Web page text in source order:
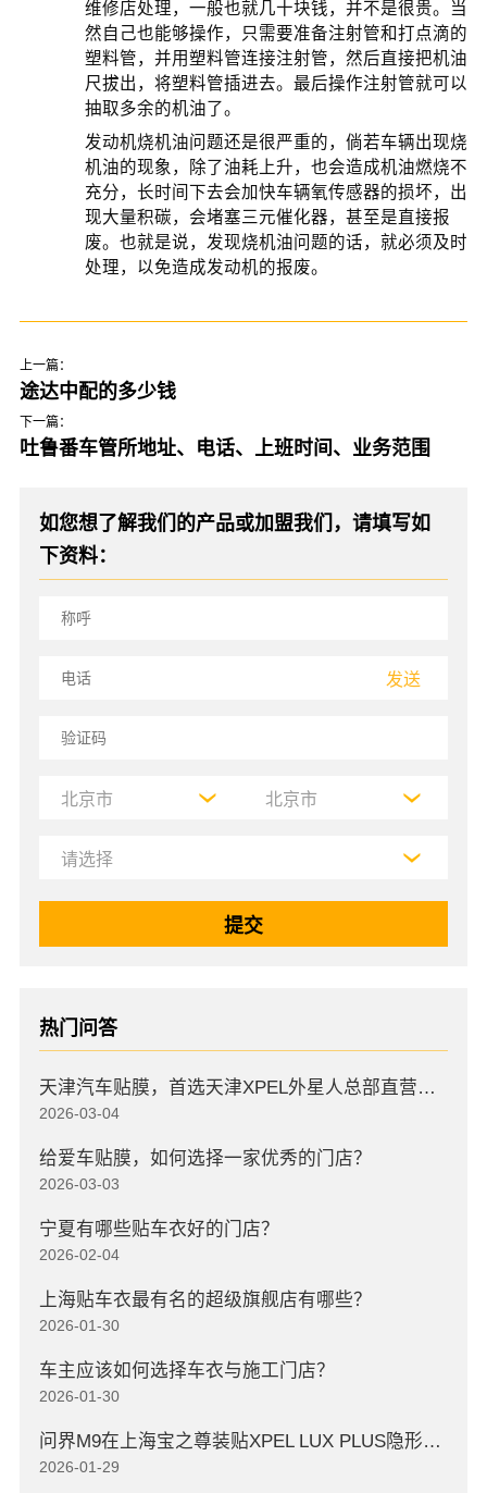
维修店处理，一般也就几十块钱，并不是很贵。当
然自己也能够操作，只需要准备注射管和打点滴的
塑料管，并用塑料管连接注射管，然后直接把机油
尺拔出，将塑料管插进去。最后操作注射管就可以
抽取多余的机油了。
发动机烧机油问题还是很严重的，倘若车辆出现烧
机油的现象，除了油耗上升，也会造成机油燃烧不
充分，长时间下去会加快车辆氧传感器的损坏，出
现大量积碳，会堵塞三元催化器，甚至是直接报
废。也就是说，发现烧机油问题的话，就必须及时
处理，以免造成发动机的报废。
上一篇：
途达中配的多少钱
下一篇：
吐鲁番车管所地址、电话、上班时间、业务范围
如您想了解我们的产品或加盟我们，请填写如
下资料：
发送
热门问答
天津汽车贴膜，首选天津XPEL外星人总部直营店，高口碑店
2026-03-04
给爱车贴膜，如何选择一家优秀的门店？
2026-03-03
宁夏有哪些贴车衣好的门店？
2026-02-04
上海贴车衣最有名的超级旗舰店有哪些？
2026-01-30
车主应该如何选择车衣与施工门店？
2026-01-30
问界M9在上海宝之尊装贴XPEL LUX PLUS隐形车衣
2026-01-29